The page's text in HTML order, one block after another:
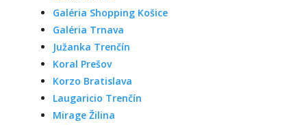
Galéria Shopping Košice
Galéria Trnava
Južanka Trenčín
Koral Prešov
Korzo Bratislava
Laugaricio Trenčín
Mirage Žilina